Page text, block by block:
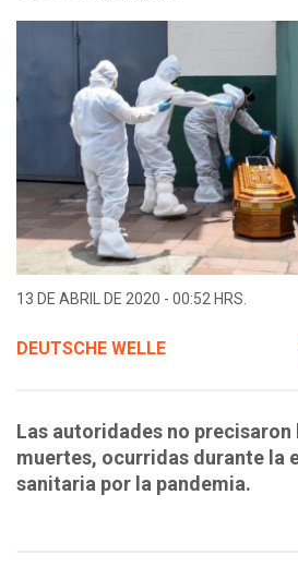
13 DE ABRIL DE 2020 - 00:52 HRS.
DEUTSCHE WELLE
Las autoridades no precisaron
muertes, ocurridas durante la
sanitaria por la pandemia.